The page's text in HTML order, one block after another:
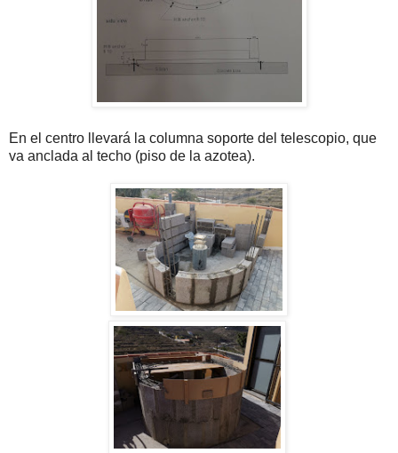
En el centro llevará la columna soporte del telescopio, que
va anclada al techo (piso de la azotea).